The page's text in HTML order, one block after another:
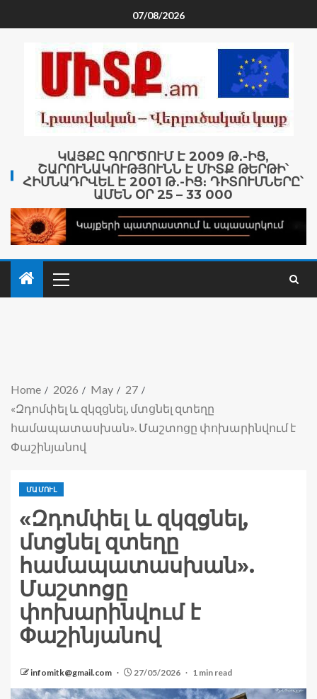
07/08/2026
ԿԱՅՔԸ ԳՈՐԾՈՒՄ Է 2009 Թ․-ԻՑ,
ՇԱՐՈՒՆԱԿՈՒԹՅՈՒՆՆ Է ՄԻՏՔ ԹԵՐԹԻ՝
ՀԻՄՆԱԴՐՎԵԼ Է 2001 Թ․-ԻՑ։ ԴԻՏՈՒՄՆԵՐԸ՝
ԱՄԵՆ ՕՐ 25 – 33 000
Home 2026 May
27
«Զդոմփել և զկզցնել, մտցնել զտեղը
համապատասխան». Մաշտոցը փոխարինվում է
Փաշինյանով
ՄԱՄՈՒԼ
«Զդոմփել և զկզցնել,
մտցնել զտեղը
համապատասխան».
Մաշտոցը
փոխարինվում է
Փաշինյանով
infomitk@gmail.com 27/05/2026 1 min read